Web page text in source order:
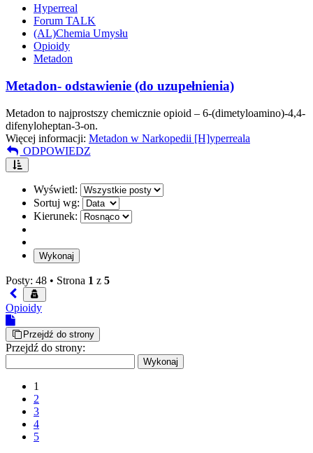
Hyperreal
Forum TALK
(AL)Chemia Umysłu
Opioidy
Metadon
Metadon- odstawienie (do uzupełnienia)
Metadon to najprostszy chemicznie opioid – 6-(dimetyloamino)-4,4-
difenyloheptan-3-on.
Więcej informacji: Metadon w Narkopedii [H]yperreala
ODPOWIEDZ
Wyświetl:
Sortuj wg:
Kierunek:
Posty: 48 • Strona 1 z 5
Opioidy
Przejdź do strony
Przejdź do strony:
1
2
3
4
5